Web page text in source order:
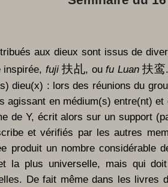
aux dieux sont issus de
fuji 扶乩, ou fu Luan 扶鸾
dieu(x) : lors des réunions du
agissant en médium(s) entre(nt)
de Y, écrit alors sur un support
et vérifiés par les autres
produit un nombre
la plus universelle, mais qui
De fait même dans les livres